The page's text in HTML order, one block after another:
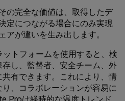
の完全な価値は、取得したデ
定につながる場合にのみ実現
アが違いを生み出します。
ットフォームを使用すると、検
し、監督者、安全チーム、外
有できます。これにより、情
、コラボレーションが容易に
Proは経時的な温度トレンド